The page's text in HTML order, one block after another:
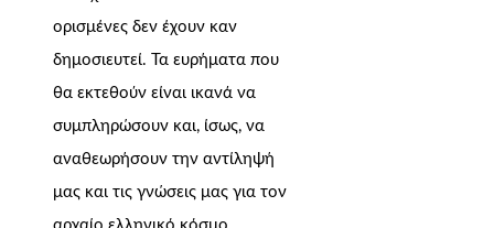
ορισμένες δεν έχουν καν
δημοσιευτεί. Τα ευρήματα που
θα εκτεθούν είναι ικανά να
συμπληρώσουν και, ίσως, να
αναθεωρήσουν την αντίληψή
μας και τις γνώσεις μας για τον